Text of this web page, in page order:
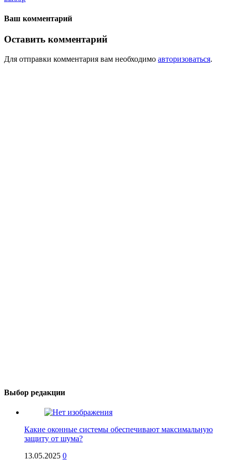
Ваш комментарий
Оставить комментарий
Для отправки комментария вам необходимо авторизоваться.
Выбор редакции
Какие оконные системы обеспечивают максимальную
защиту от шума?
13.05.2025 0